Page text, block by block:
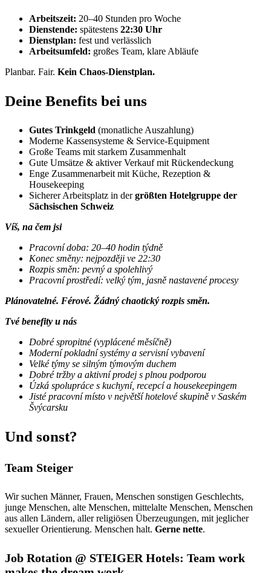
Arbeitszeit: 20–40 Stunden pro Woche
Dienstende: spätestens 22:30 Uhr
Dienstplan: fest und verlässlich
Arbeitsumfeld: großes Team, klare Abläufe
Planbar. Fair. Kein Chaos-Dienstplan.
Deine Benefits bei uns
Gutes Trinkgeld (monatliche Auszahlung)
Moderne Kassensysteme & Service-Equipment
Große Teams mit starkem Zusammenhalt
Gute Umsätze & aktiver Verkauf mit Rückendeckung
Enge Zusammenarbeit mit Küche, Rezeption &
Housekeeping
Sicherer Arbeitsplatz in dergrößten Hotelgruppe der
Sächsischen Schweiz
Víš, na čem jsi
Pracovní doba: 20–40 hodin týdně
Konec směny: nejpozději ve 22:30
Rozpis směn: pevný a spolehlivý
Pracovní prostředí: velký tým, jasně nastavené procesy
Plánovatelné. Férové. Žádný chaotický rozpis směn.
Tvé benefity u nás
Dobré spropitné (vyplácené měsíčně)
Moderní pokladní systémy a servisní vybavení
Velké týmy se silným týmovým duchem
Dobré tržby a aktivní prodej s plnou podporou
Úzká spolupráce s kuchyní, recepcí a housekeepingem
Jisté pracovní místo v největší hotelové skupině v Saském
Švýcarsku
Und sonst?
Team Steiger
Wir suchen Männer, Frauen, Menschen sonstigen Geschlechts,
junge Menschen, alte Menschen, mittelalte Menschen, Menschen
aus allen Ländern, aller religiösen Überzeugungen, mit jeglicher
sexueller Orientierung. Menschen halt. Gerne nette.
Job Rotation @ STEIGER Hotels: Team work